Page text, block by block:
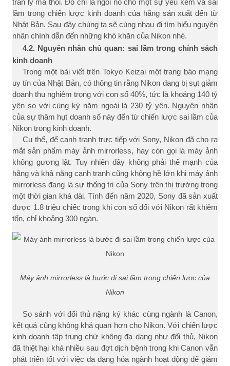
tràn ly mà thôi. Đó chỉ là ngòi nổ cho một sự yếu kém và sai
lầm trong chiến lược kinh doanh của hãng sản xuất đến từ
Nhật Bản. Sau đây chúng ta sẽ cùng nhau đi tìm hiểu nguyên
nhân chính dẫn đến những khó khăn của Nikon nhé.
4.2. Nguyên nhân chủ quan: sai lầm trong chính sách
kinh doanh
Trong một bài viết trên Tokyo Keizai một trang báo mạng
uy tín của Nhật Bản, có thông tin rằng Nikon đang bị sụt giảm
doanh thu nghiêm trọng với con số 40%, tức là khoảng 140 tỷ
yên so với cùng kỳ năm ngoái là 230 tỷ yên. Nguyên nhân
của sự thâm hụt doanh số này đến từ chiến lược sai lầm của
Nikon trong kinh doanh.
Cụ thể, để cạnh tranh trực tiếp với Sony, Nikon đã cho ra
mắt sản phẩm máy ảnh mirrorless, hay còn gọi là máy ảnh
không gương lật. Tuy nhiên đây không phải thế mạnh của
hãng và khả năng cạnh tranh cũng không hề lớn khi máy ảnh
mirrorless đang là sự thống trị của Sony trên thị trường trong
một thời gian khá dài. Tính đến năm 2020, Sony đã sản xuất
được 1.8 triệu chiếc trong khi con số đối với Nikon rất khiêm
tốn, chỉ khoảng 300 ngàn.
Máy ảnh mirrorless là bước đi sai lầm trong chiến lược của
Nikon
So sánh với đối thủ nặng ký khác cùng ngành là Canon,
kết quả cũng không khả quan hơn cho Nikon. Với chiến lược
kinh doanh tập trung chứ không đa dạng như đối thủ, Nikon
đã thiệt hại khá nhiều sau đợt dịch bệnh trong khi Canon vẫn
phát triển tốt với việc đa dạng hóa ngành hoạt động để giảm